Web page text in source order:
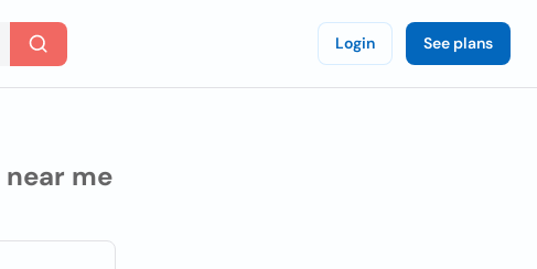
Login See plans
near me